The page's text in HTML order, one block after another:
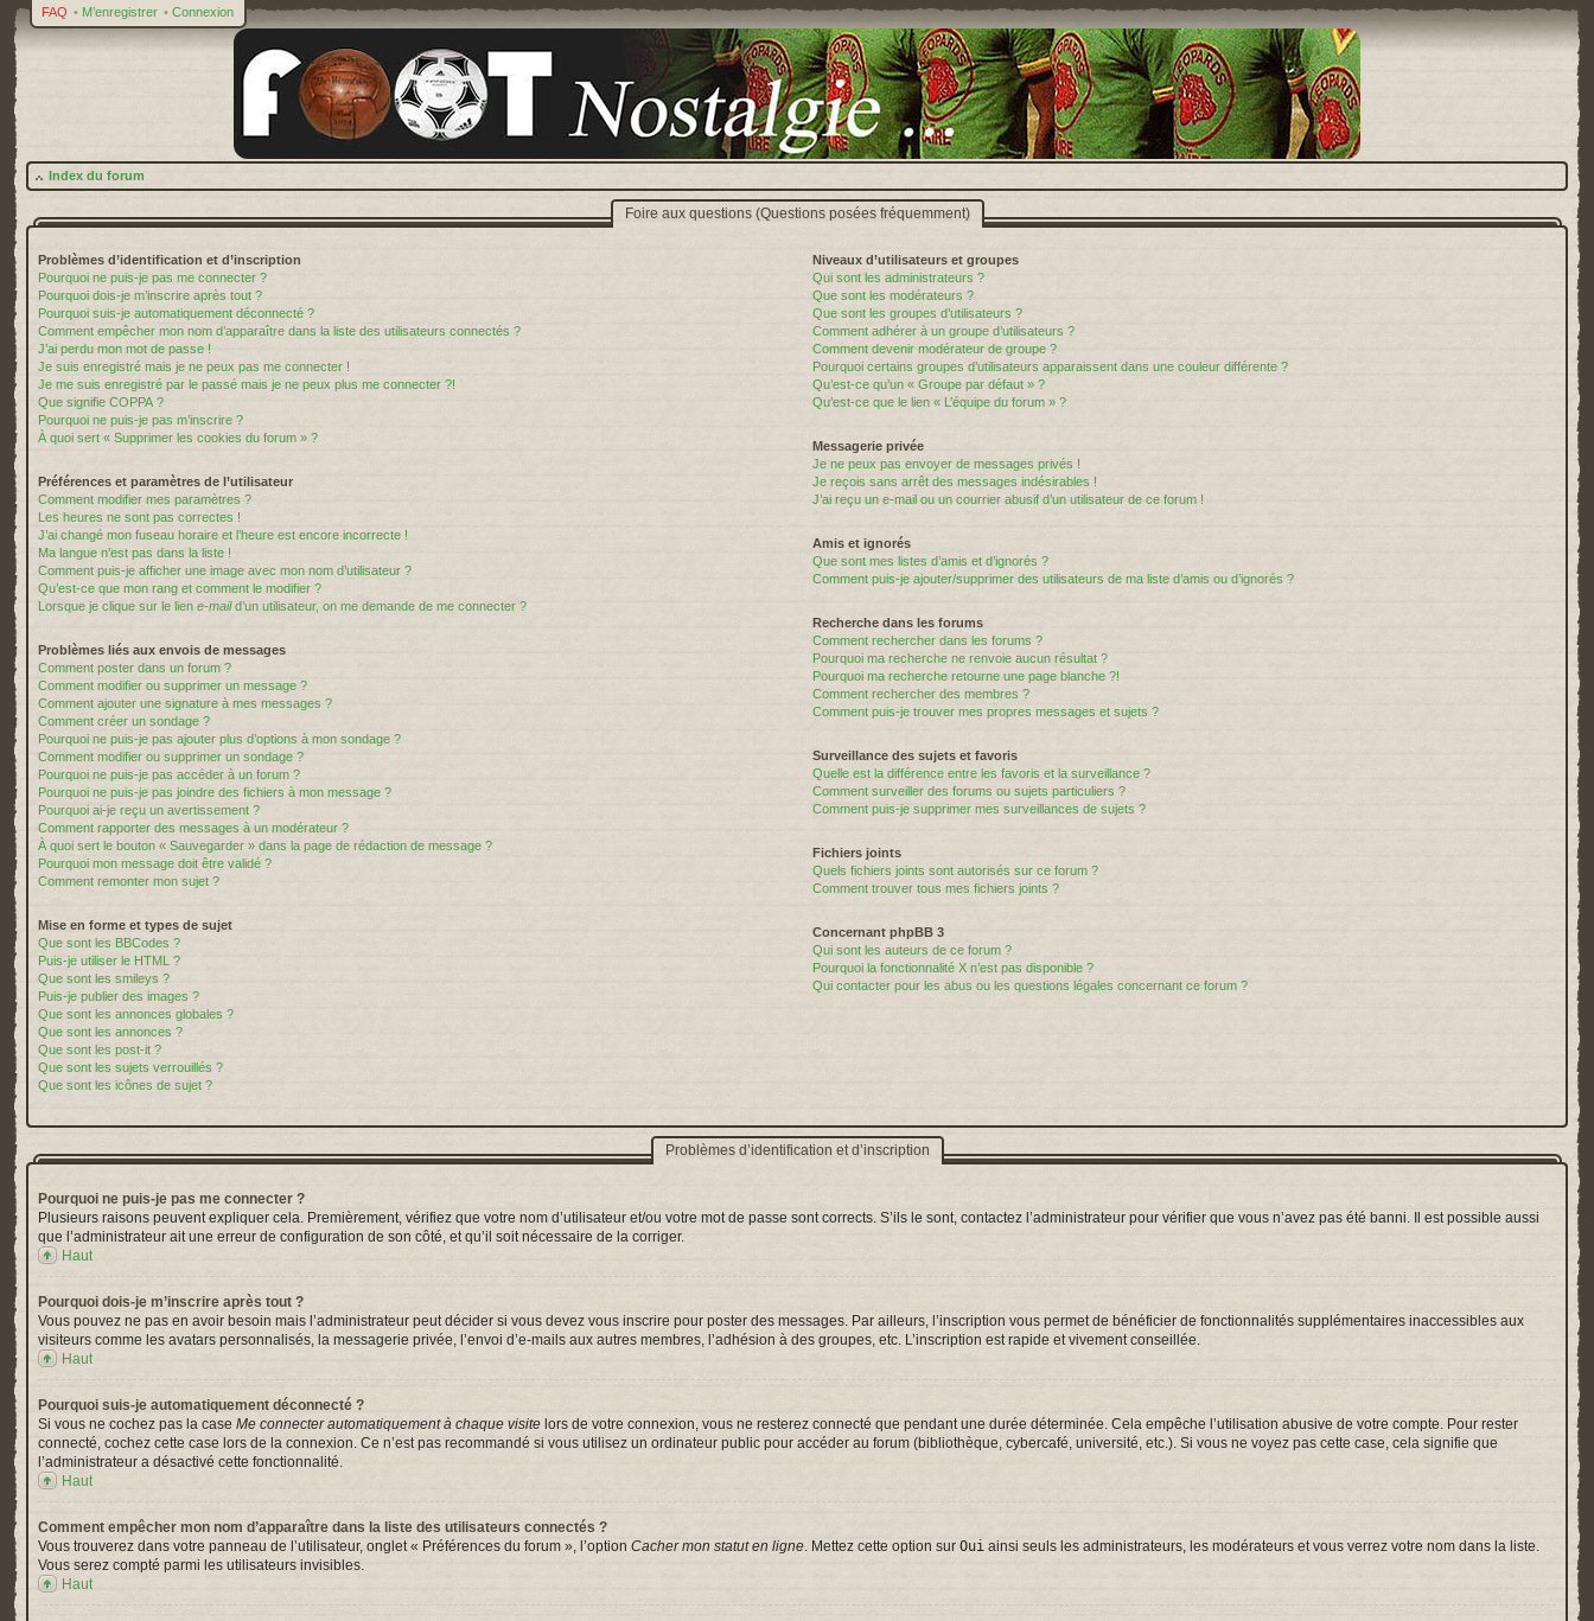
FAQ • M’enregistrer • Connexion
Index du forum
Foire aux questions (Questions posées fréquemment)
Problèmes d’identification et d’inscription
Pourquoi ne puis-je pas me connecter ?
Pourquoi dois-je m’inscrire après tout ?
Pourquoi suis-je automatiquement déconnecté ?
Comment empêcher mon nom d’apparaître dans la liste des utilisateurs connectés ?
J’ai perdu mon mot de passe !
Je suis enregistré mais je ne peux pas me connecter !
Je me suis enregistré par le passé mais je ne peux plus me connecter ?!
Que signifie COPPA ?
Pourquoi ne puis-je pas m’inscrire ?
À quoi sert « Supprimer les cookies du forum » ?
Préférences et paramètres de l’utilisateur
Comment modifier mes paramètres ?
Les heures ne sont pas correctes !
J’ai changé mon fuseau horaire et l’heure est encore incorrecte !
Ma langue n’est pas dans la liste !
Comment puis-je afficher une image avec mon nom d’utilisateur ?
Qu’est-ce que mon rang et comment le modifier ?
Lorsque je clique sur le lien e-maild’un utilisateur, on me demande de me connecter ?
Problèmes liés aux envois de messages
Comment poster dans un forum ?
Comment modifier ou supprimer un message ?
Comment ajouter une signature à mes messages ?
Comment créer un sondage ?
Pourquoi ne puis-je pas ajouter plus d’options à mon sondage ?
Comment modifier ou supprimer un sondage ?
Pourquoi ne puis-je pas accéder à un forum ?
Pourquoi ne puis-je pas joindre des fichiers à mon message ?
Pourquoi ai-je reçu un avertissement ?
Comment rapporter des messages à un modérateur ?
À quoi sert le bouton « Sauvegarder » dans la page de rédaction de message ?
Pourquoi mon message doit être validé ?
Comment remonter mon sujet ?
Mise en forme et types de sujet
Que sont les BBCodes ?
Puis-je utiliser le HTML ?
Que sont les smileys ?
Puis-je publier des images ?
Que sont les annonces globales ?
Que sont les annonces ?
Que sont les post-it ?
Que sont les sujets verrouillés ?
Que sont les icônes de sujet ?
Niveaux d’utilisateurs et groupes
Qui sont les administrateurs ?
Que sont les modérateurs ?
Que sont les groupes d’utilisateurs ?
Comment adhérer à un groupe d’utilisateurs ?
Comment devenir modérateur de groupe ?
Pourquoi certains groupes d’utilisateurs apparaissent dans une couleur différente ?
Qu’est-ce qu’un « Groupe par défaut » ?
Qu’est-ce que le lien « L’équipe du forum » ?
Messagerie privée
Je ne peux pas envoyer de messages privés !
Je reçois sans arrêt des messages indésirables !
J’ai reçu un e-mail ou un courrier abusif d’un utilisateur de ce forum !
Amis et ignorés
Que sont mes listes d’amis et d’ignorés ?
Comment puis-je ajouter/supprimer des utilisateurs de ma liste d’amis ou d’ignorés ?
Recherche dans les forums
Comment rechercher dans les forums ?
Pourquoi ma recherche ne renvoie aucun résultat ?
Pourquoi ma recherche retourne une page blanche ?!
Comment rechercher des membres ?
Comment puis-je trouver mes propres messages et sujets ?
Surveillance des sujets et favoris
Quelle est la différence entre les favoris et la surveillance ?
Comment surveiller des forums ou sujets particuliers ?
Comment puis-je supprimer mes surveillances de sujets ?
Fichiers joints
Quels fichiers joints sont autorisés sur ce forum ?
Comment trouver tous mes fichiers joints ?
Concernant phpBB 3
Qui sont les auteurs de ce forum ?
Pourquoi la fonctionnalité X n’est pas disponible ?
Qui contacter pour les abus ou les questions légales concernant ce forum ?
Problèmes d’identification et d’inscription
Pourquoi ne puis-je pas me connecter ?
Plusieurs raisons peuvent expliquer cela. Premièrement, vérifiez que votre nom d’utilisateur et/ou votre mot de passe sont corrects. S’ils le sont, contactez l’administrateur pour vérifier que vous n’avez pas été banni. Il est possible aussi
que l’administrateur ait une erreur de configuration de son côté, et qu’il soit nécessaire de la corriger.
Haut
Pourquoi dois-je m’inscrire après tout ?
Vous pouvez ne pas en avoir besoin mais l’administrateur peut décider si vous devez vous inscrire pour poster des messages. Par ailleurs, l’inscription vous permet de bénéficier de fonctionnalités supplémentaires inaccessibles aux
visiteurs comme les avatars personnalisés, la messagerie privée, l’envoi d’e-mails aux autres membres, l’adhésion à des groupes, etc. L’inscription est rapide et vivement conseillée.
Haut
Pourquoi suis-je automatiquement déconnecté ?
Si vous ne cochez pas la case Me connecter automatiquement à chaque visite lors de votre connexion, vous ne resterez connecté que pendant une durée déterminée. Cela empêche l’utilisation abusive de votre compte. Pour rester
connecté, cochez cette case lors de la connexion. Ce n’est pas recommandé si vous utilisez un ordinateur public pour accéder au forum (bibliothèque, cybercafé, université, etc.). Si vous ne voyez pas cette case, cela signifie que
l’administrateur a désactivé cette fonctionnalité.
Haut
Comment empêcher mon nom d’apparaître dans la liste des utilisateurs connectés ?
Vous trouverez dans votre panneau de l’utilisateur, onglet « Préférences du forum », l’option Cacher mon statut en ligne. Mettez cette option sur Oui ainsi seuls les administrateurs, les modérateurs et vous verrez votre nom dans la liste.
Vous serez compté parmi les utilisateurs invisibles.
Haut